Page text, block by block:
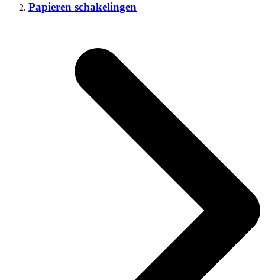
Papieren schakelingen